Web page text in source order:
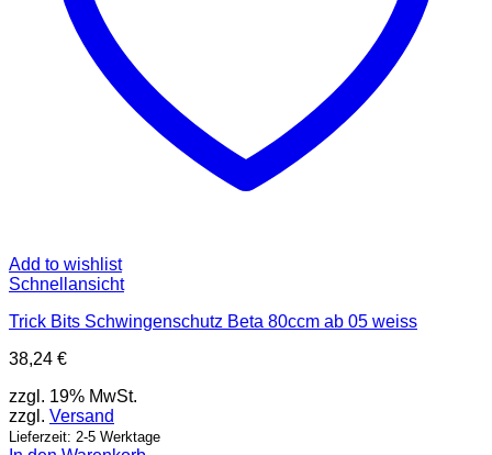
Add to wishlist
Schnellansicht
Trick Bits Schwingenschutz Beta 80ccm ab 05 weiss
38,24 €
zzgl. 19% MwSt.
zzgl. Versand
Lieferzeit: 2-5 Werktage